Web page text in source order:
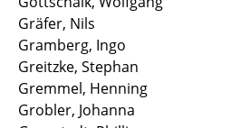
Gräfer, Nils
Gramberg, Ingo
Greitzke, Stephan
Gremmel, Henning
Grobler, Johanna